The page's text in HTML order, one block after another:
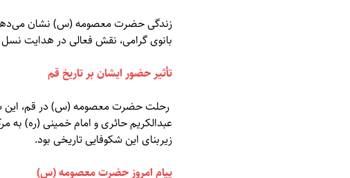
زندگی حضرت معصومه (س) نشان می‌دهد زن
بانوی گرامی، نقش فعالی در هدایت
تأثیر حضور ایشان بر تاریخ قم
رحلت حضرت معصومه (س) در قم، این
عبدالکریم حائری و امام خمینی
زیربنای این شکوفایی تاریخی بود.
پیام امروز حضرت معصومه (س)